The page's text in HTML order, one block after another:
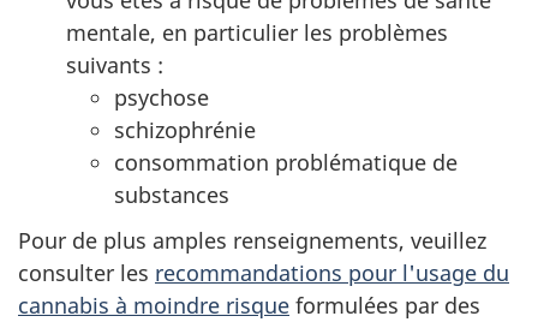
mentale, en particulier les problèmes
suivants :
psychose
schizophrénie
consommation problématique de
substances
Pour de plus amples renseignements, veuillez
consulter les recommandations pour l'usage du
cannabis à moindre risque formulées par des